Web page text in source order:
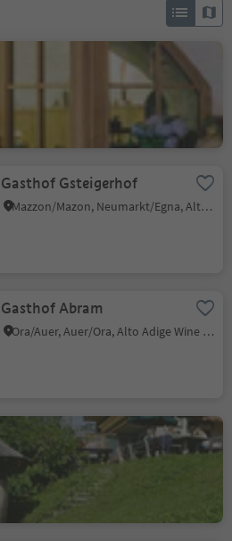
Cortina s.s.d.V./Kurtinig, Kurtinig an der Weinstraße/Cortina sulla Strada del Vino, Alto Adige Wine Road
Gasthof Gsteigerhof
Mazzon/Mazon, Neumarkt/Egna, Alto Adige Wine Road
Gasthof Abram
Ora/Auer, Auer/Ora, Alto Adige Wine Road
Gasthof Schmiederalm
Aldino/Aldein, Aldein/Aldino